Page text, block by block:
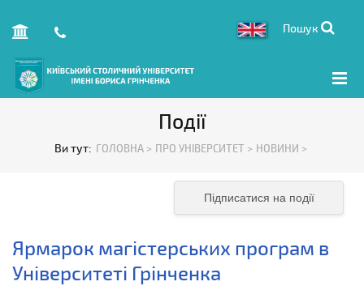
Пошук
Події
Ви тут: ГОЛОВНА > ПРО УНІВЕРСИТЕТ > НОВИНИ >
Підписатися на події
Ярмарок магістерських програм в
Університеті Грінченка